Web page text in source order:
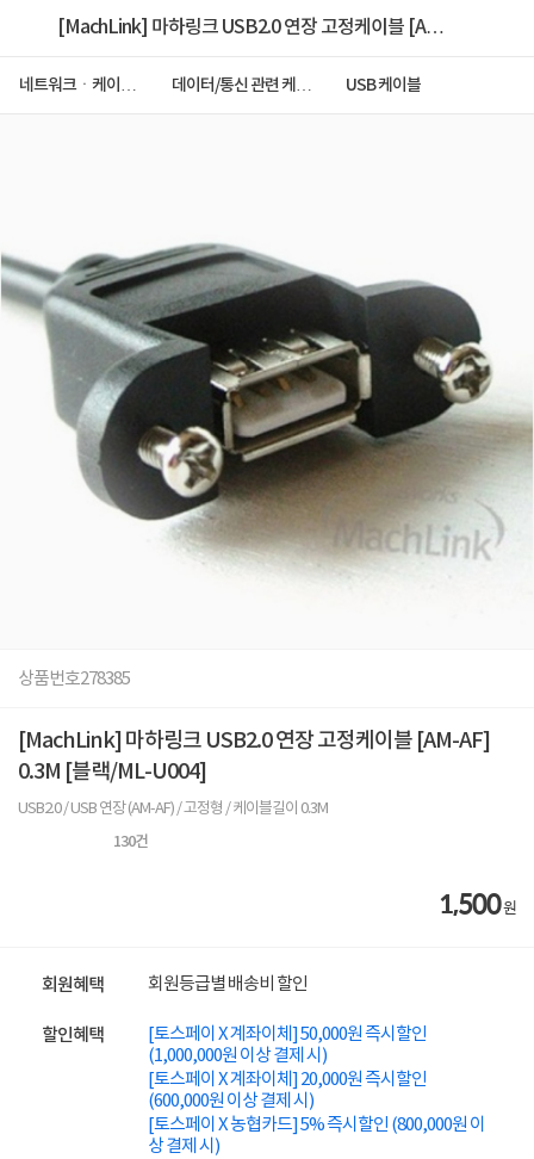
[MachLink] 마하링크 USB2.0 연장 고정케이블 [AM-
네트워크ㆍ케이블
데이터/통신 관련 케이
USB 케이블
상품번호278385
[MachLink] 마하링크 USB2.0 연장 고정케이블 [AM-AF]
0.3M [블랙/ML-U004]
USB2.0 / USB 연장 (AM-AF) / 고정형 / 케이블길이 0.3M
130건
1,500원
회원혜택 회원등급별 배송비 할인
할인혜택
[토스페이 X 계좌이체] 50,000원 즉시할인
(1,000,000원 이상 결제 시)
[토스페이 X 계좌이체] 20,000원 즉시할인
(600,000원 이상 결제 시)
[토스페이 X 농협카드] 5% 즉시할인 (800,000원 이
상 결제 시)